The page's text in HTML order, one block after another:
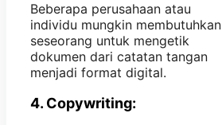
Beberapa perusahaan atau
individu mungkin membutuhkan
seseorang untuk mengetik
dokumen dari catatan tangan
menjadi format digital.
4. Copywriting: